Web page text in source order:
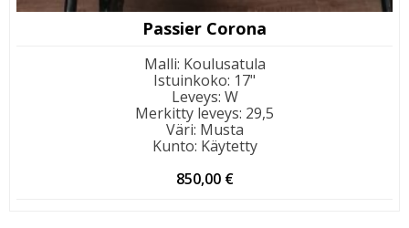
Passier Corona
Malli: Koulusatula
Istuinkoko: 17"
Leveys: W
Merkitty leveys: 29,5
Väri: Musta
Kunto: Käytetty
850,00 €